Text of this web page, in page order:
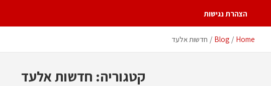
הצהרת נגישות
Home
Blog חדשות אלעד
קטגוריה: חדשות אלעד